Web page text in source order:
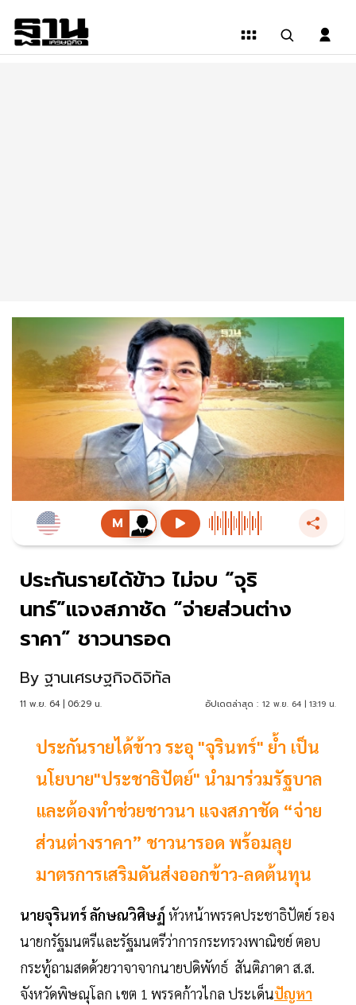
ประกันรายได้ข้าว ไม่จบ “จุริ
นทร์”แจงสภาชัด “จ่ายส่วนต่าง
ราคา” ชาวนารอด
By ฐานเศรษฐกิจดิจิทัล
11 พ.ย. 64 | 06:29 น. อัปเดตล่าสุด : 12 พ.ย. 64 | 13:19 น.
ประกันรายได้ข้าว ระอุ "จุรินทร์" ย้ำ เป็น
นโยบาย"ประชาธิปัตย์" นำมาร่วมรัฐบาล
และต้องทำช่วยชาวนา แจงสภาชัด “จ่าย
ส่วนต่างราคา” ชาวนารอด พร้อมลุย
มาตรการเสริมดันส่งออกข้าว-ลดต้นทุน
นายจุรินทร์ ลักษณวิศิษฏ์ หัวหน้าพรรคประชาธิปัตย์ รอง
นายกรัฐมนตรีและรัฐมนตรีว่าการกระทรวงพาณิชย์ ตอบ
กระทู้ถามสดด้วยวาจาจากนายปดิพัทธ์ สันติภาดา ส.ส.
จังหวัดพิษณุโลก เขต 1 พรรคก้าวไกล ประเด็นปัญหา